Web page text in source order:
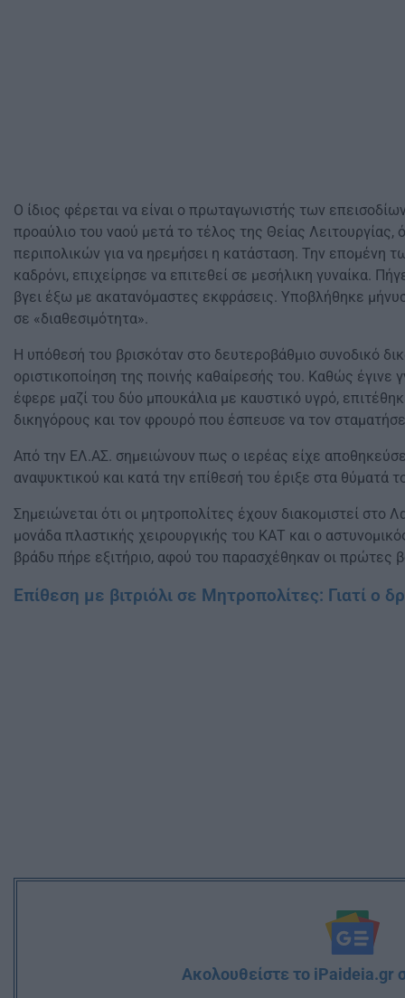
Ο ίδιος φέρεται να είναι ο πρωταγωνιστής των
προαύλιο του ναού μετά το τέλος της Θείας
περιπολικών για να ηρεμήσει η κατάσταση. Την επομένη
καδρόνι, επιχείρησε να επιτεθεί σε μεσήλικη γυναίκα.
βγει έξω με ακατανόμαστες εκφράσεις. Υποβλήθηκε
σε «διαθεσιμότητα».
Η υπόθεσή του βρισκόταν στο δευτεροβάθμιο συνοδικό
οριστικοποίηση της ποινής καθαίρεσής του. Καθώς
έφερε μαζί του δύο μπουκάλια με καυστικό υγρό,
δικηγόρους και τον φρουρό που έσπευσε να τον
Από την ΕΛ.ΑΣ. σημειώνουν πως ο ιερέας είχε
αναψυκτικού και κατά την επίθεσή του έριξε στα θύματά
Σημειώνεται ότι οι μητροπολίτες έχουν διακομιστεί στο
μονάδα πλαστικής χειρουργικής του ΚΑΤ και ο
βράδυ πήρε εξιτήριο, αφού του παρασχέθηκαν οι πρώτες
Επίθεση με βιτριόλι σε Μητροπολίτες: Γιατί ο
Ακολουθείστε το iPaideia.gr